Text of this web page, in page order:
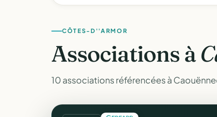
CÔTES-D''ARMOR
Associations à
10 associations référencées à